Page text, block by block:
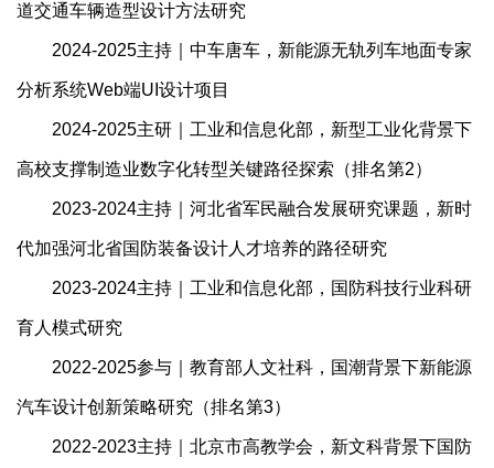
道交通车辆造型设计方法研究
2024-2025主持｜中车唐车，新能源无轨列车地面专家
分析系统Web端UI设计项目
2024-2025主研｜工业和信息化部，新型工业化背景下
高校支撑制造业数字化转型关键路径探索（排名第2）
2023-2024主持｜河北省军民融合发展研究课题，新时
代加强河北省国防装备设计人才培养的路径研究
2023-2024主持｜工业和信息化部，国防科技行业科研
育人模式研究
2022-2025参与｜教育部人文社科，国潮背景下新能源
汽车设计创新策略研究（排名第3）
2022-2023主持｜北京市高教学会，新文科背景下国防